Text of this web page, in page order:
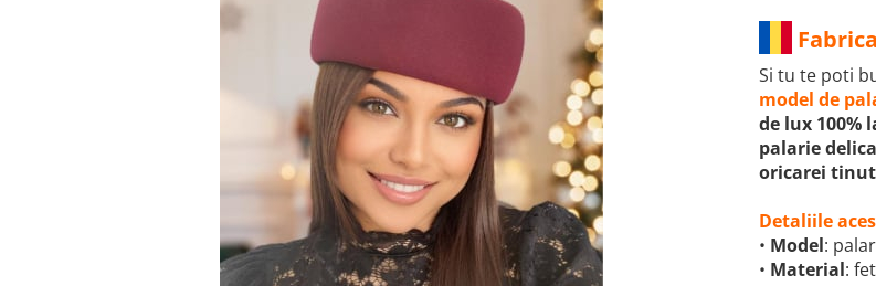
Si tu te poti
model de
de lux 100%
palarie
oricarei
Detaliile
• Model:
• Material: